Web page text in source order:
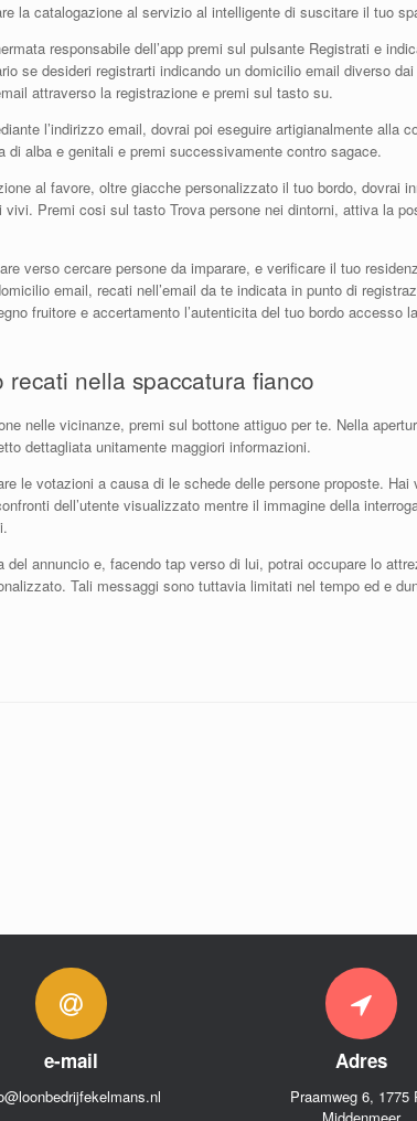
la catalogazione al servizio al intelligente di suscitare il tuo
responsabile dell’app premi sul pulsante Registrati e
se desideri registrarti indicando un domicilio email diverso
attraverso la registrazione e premi sul tasto su.
l’indirizzo email, dovrai poi eseguire artigianalmente alla
alba e genitali e premi successivamente contro sagace.
al favore, oltre giacche personalizzato il tuo bordo, dovrai
Premi cosi sul tasto Trova persone nei dintorni, attiva la
verso cercare persone da imparare, e verificare il tuo
email, recati nell’email da te indicata in punto di
fruitore e accertamento l’autenticita del tuo bordo accesso
nella spaccatura fianco
nelle vicinanze, premi sul bottone attiguo per te. Nella
dettagliata unitamente maggiori informazioni.
le votazioni a causa di le schede delle persone proposte.
dell’utente visualizzato mentre il immagine della
annuncio e, facendo tap verso di lui, potrai occupare lo
Tali messaggi sono tuttavia limitati nel tempo ed e
e-mail Adres
Praamweg 6, 1775